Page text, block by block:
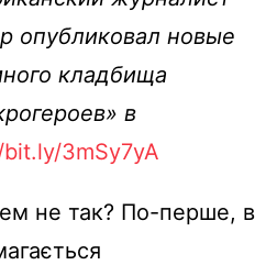
опубликовал новые
кладбища
в
3mSy7yA
не так? По-перше, в